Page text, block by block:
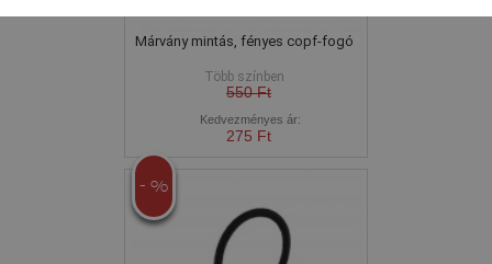
Márvány mintás, fényes copf-fogó
Több színben
550 Ft
Kedvezményes ár:
275 Ft
- %